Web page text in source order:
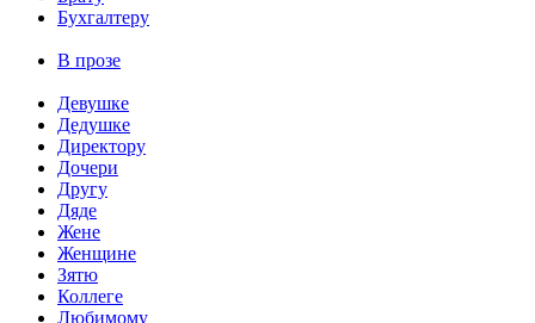
Бухгалтеру
В прозе
Девушке
Дедушке
Директору
Дочери
Другу
Дяде
Жене
Женщине
Зятю
Коллеге
Любимому